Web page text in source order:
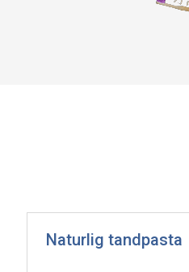
Naturlig tandpasta